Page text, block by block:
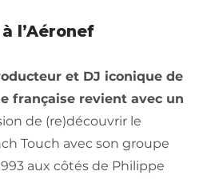
l’Aéronef
et DJ iconique de
française revient avec un
de (re)découvrir le
Touch avec son groupe
aux côtés de Philippe